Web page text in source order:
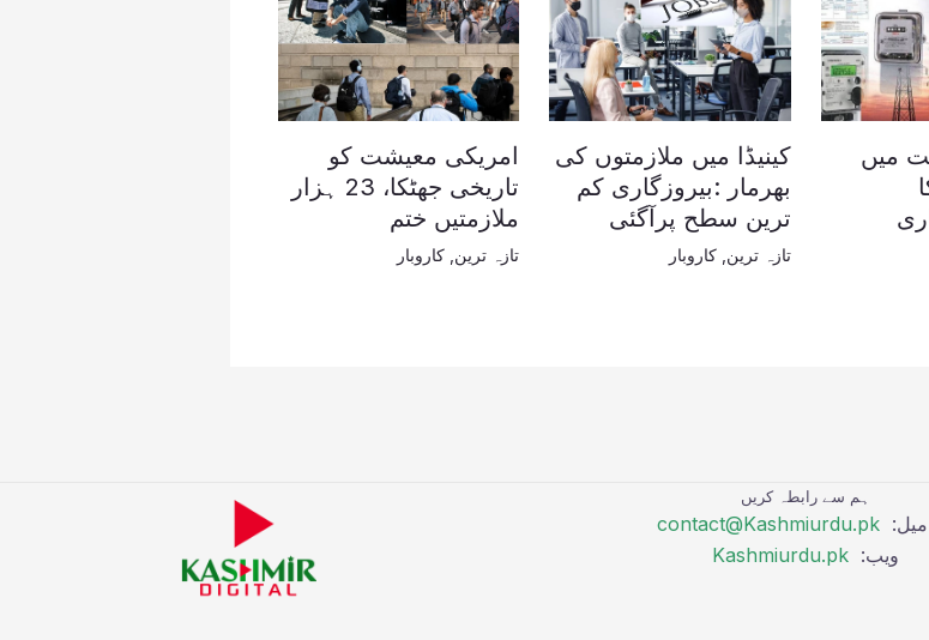
میں
کینیڈا میں ملازمتوں کی
بھرمار :بیروزگاری کم
ترین سطح پرآگئی
تازہ ترین ,کاروبار
امریکی معیشت کو
تاریخی جھٹکا، 23 ہزار
ملازمتیں ختم
تازہ ترین کاروبار
ہم سے رابطہ کریں
contact@Kashmiurdu.pk
ویب: Kashmiurdu.pk